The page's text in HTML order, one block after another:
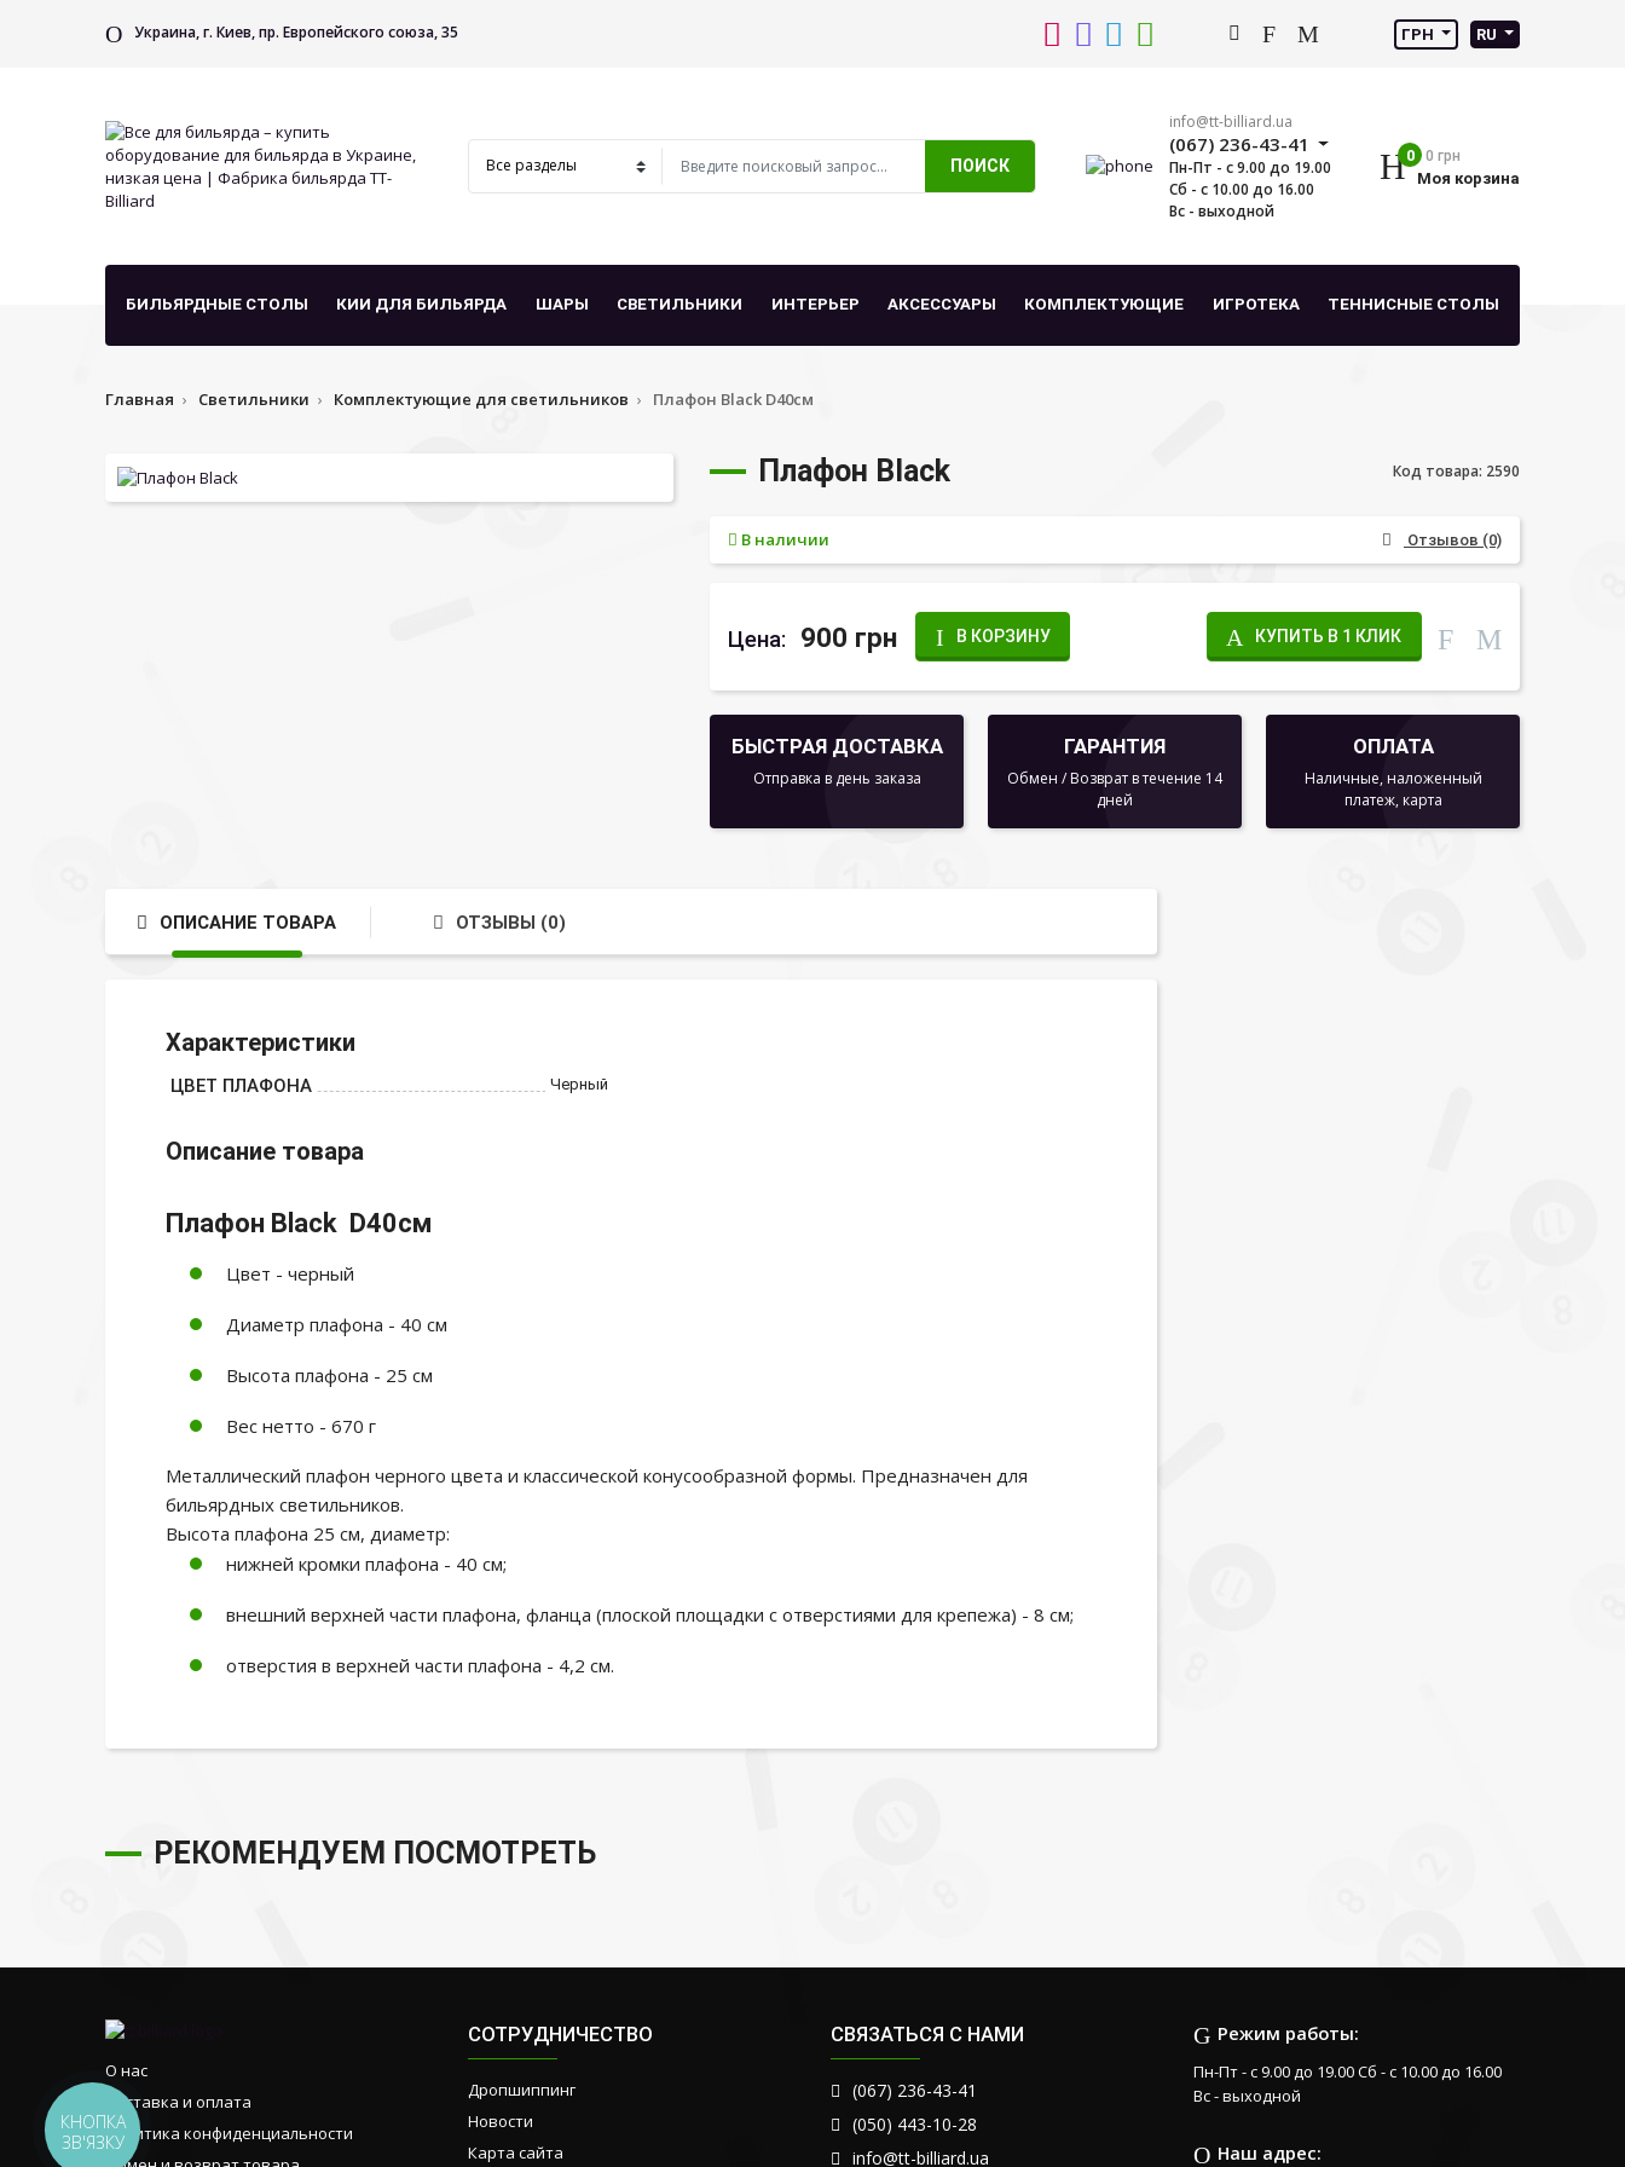
Украина, г. Киев, пр. Европейского союза, 35 ГРН RU
ПОИСК
info@tt-billiard.ua
(067) 236-43-41
Пн-Пт - с 9.00 до 19.00
Сб - с 10.00 до 16.00
Вс - выходной
0 0 грн
Моя корзина
БИЛЬЯРДНЫЕ СТОЛЫ КИИ ДЛЯ БИЛЬЯРДА ШАРЫ СВЕТИЛЬНИКИ ИНТЕРЬЕР АКСЕССУАРЫ КОМПЛЕКТУЮЩИЕ ИГРОТЕКА ТЕННИСНЫЕ СТОЛЫ
Главная Светильники Комплектующие для светильников Плафон Black D40см
Плафон Black Код товара: 2590
В наличии Отзывов (0)
Цена: 900 грн В КОРЗИНУ КУПИТЬ В 1 КЛИК
БЫСТРАЯ ДОСТАВКА
Отправка в день заказа
ГАРАНТИЯ
Обмен / Возврат в течение 14
дней
ОПЛАТА
Наличные, наложенный
платеж, карта
ОПИСАНИЕ ТОВАРА ОТЗЫВЫ (0)
Характеристики
ЦВЕТ ПЛАФОНА Черный
Описание товара
Плафон Black D40см
Цвет - черный
Диаметр плафона - 40 см
Высота плафона - 25 см
Вес нетто - 670 г
Металлический плафон черного цвета и классической конусообразной формы. Предназначен для
бильярдных светильников.
Высота плафона 25 см, диаметр:
нижней кромки плафона - 40 см;
внешний верхней части плафона, фланца (плоской площадки с отверстиями для крепежа) - 8 см;
отверстия в верхней части плафона - 4,2 см.
РЕКОМЕНДУЕМ ПОСМОТРЕТЬ
О нас
Доставка и оплата
Политика конфиденциальности
СОТРУДНИЧЕСТВО
Дропшиппинг
Новости
Карта сайта
Режим работы:
Пн-Пт - с 9.00 до 19.00 Сб - с 10.00 до 16.00
Вс - выходной
Наш адрес:
СВЯЗАТЬСЯ С НАМИ
(067) 236-43-41
(050) 443-10-28
info@tt-billiard.ua
КНОПКА
ЗВ'ЯЗКУ